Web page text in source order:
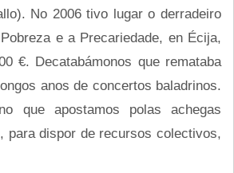
No 2006 tivo lugar o derradeiro
e a Precariedade, en Écija,
€. Decatabámonos que remataba
anos de concertos baladrinos.
que apostamos polas achegas
para dispor de recursos colectivos,